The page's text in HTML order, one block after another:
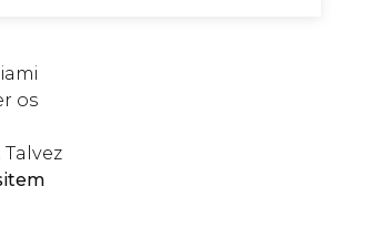
os
Talvez